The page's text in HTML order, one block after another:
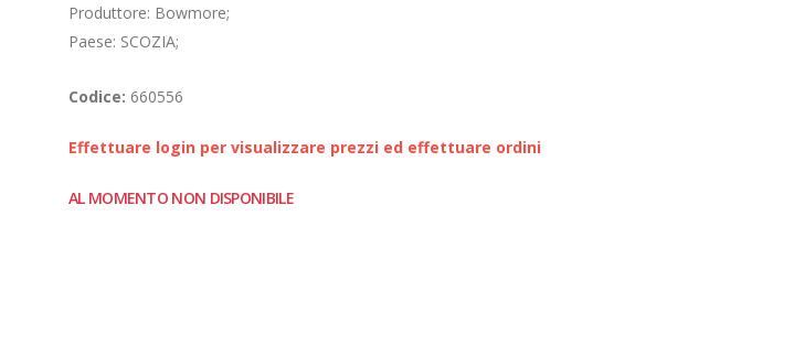
Produttore: Bowmore;
Paese: SCOZIA;
Codice: 660556
Effettuare login per visualizzare prezzi ed effettuare ordini
AL MOMENTO NON DISPONIBILE